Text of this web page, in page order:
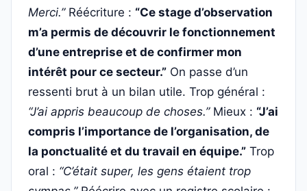
Merci.”Réécriture : “Ce stage d’observation
m’a permis de découvrir le fonctionnement
d’une entreprise et de confirmer mon
intérêt pour ce secteur.” On passe d’un
ressenti brut à un bilan utile. Trop général :
“J’ai appris beaucoup de choses.”Mieux : “J’ai
compris l’importance de l’organisation, de
la ponctualité et du travail en équipe.” Trop
oral : “C’était super, les gens étaient trop